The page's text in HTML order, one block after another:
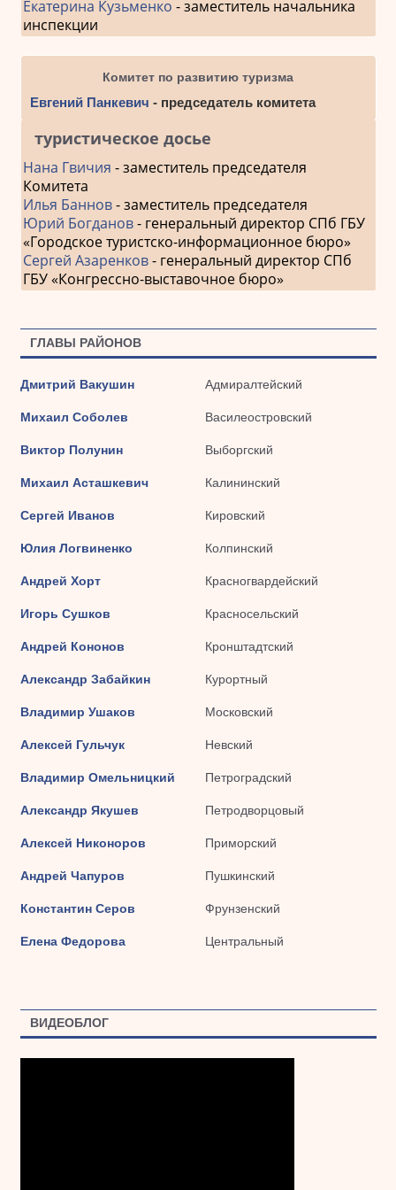
Екатерина Кузьменко - заместитель начальника
инспекции
Комитет по развитию туризма
Евгений Панкевич - председатель комитета
туристическое досье
Нана Гвичия - заместитель председателя
Комитета
Илья Баннов- заместитель председателя
Юрий Богданов- генеральный директор СПб ГБУ
«Городское туристско-информационное бюро»
Сергей Азаренков- генеральный директор СПб
ГБУ «Конгрессно-выставочное бюро»
ГЛАВЫ РАЙОНОВ
Дмитрий Вакушин Адмиралтейский
Михаил Соболев Василеостровский
Виктор Полунин Выборгский
Михаил Асташкевич Калининский
Сергей Иванов Кировский
Юлия Логвиненко Колпинский
Андрей Хорт Красногвардейский
Игорь Сушков Красносельский
Андрей Кононов Кронштадтский
Александр Забайкин Курортный
Владимир Ушаков Московский
Алексей Гульчук Невский
Владимир Омельницкий Петроградский
Александр Якушев Петродворцовый
Алексей Никоноров Приморский
Андрей Чапуров Пушкинский
Константин Серов Фрунзенский
Елена Федорова Центральный
ВИДЕОБЛОГ